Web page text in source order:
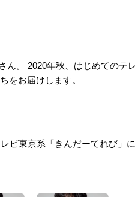
ん。 2020年秋、はじめての
をお届けします。
ビ東京系「きんだーてれび」に